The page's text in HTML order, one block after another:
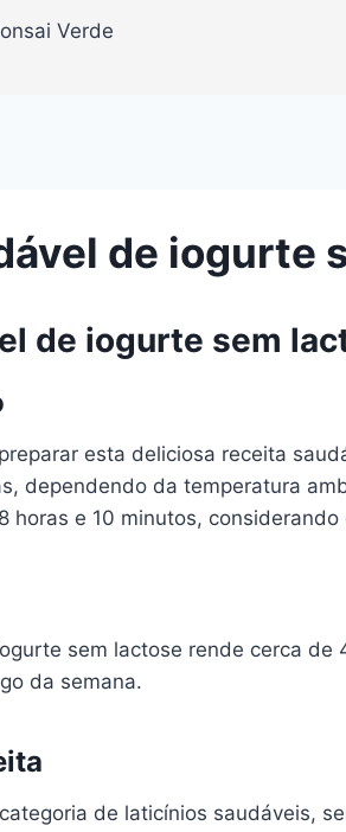
de iogurte
de iogurte sem
esta deliciosa receita
dependendo da temperatura
horas e 10 minutos,
sem lactose rende cerca
da semana.
de laticínios saudáveis,